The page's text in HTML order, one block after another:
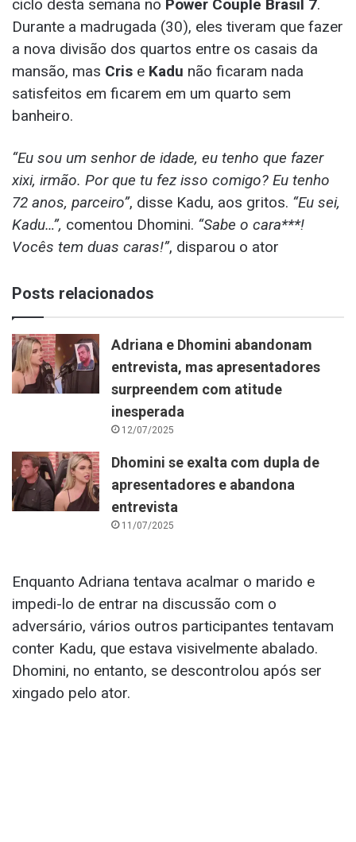
ciclo desta semana no Power Couple Brasil 7.
Durante a madrugada (30), eles tiveram que fazer
a nova divisão dos quartos entre os casais da
mansão, mas Cris e Kadu não ficaram nada
satisfeitos em ficarem em um quarto sem
banheiro.
“Eu sou um senhor de idade, eu tenho que fazer
xixi, irmão. Por que tu fez isso comigo? Eu tenho
72 anos, parceiro”, disse Kadu, aos gritos. “Eu sei,
Kadu…”, comentou Dhomini. “Sabe o cara***!
Vocês tem duas caras!”, disparou o ator
Posts relacionados
Adriana e Dhomini abandonam
entrevista, mas apresentadores
surpreendem com atitude
inesperada
12/07/2025
Dhomini se exalta com dupla de
apresentadores e abandona
entrevista
11/07/2025
Enquanto Adriana tentava acalmar o marido e
impedi-lo de entrar na discussão com o
adversário, vários outros participantes tentavam
conter Kadu, que estava visivelmente abalado.
Dhomini, no entanto, se descontrolou após ser
xingado pelo ator.